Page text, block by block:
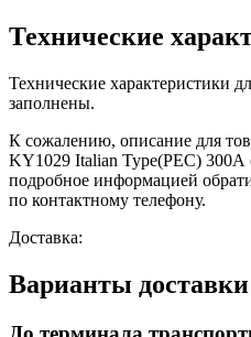
Технические
Технические характеристики
заполнены.
К сожалению, описание для
KY1029 Italian Type(PEC) 300А
подробное информацией
по контактному телефону.
Доставка:
Варианты доставки